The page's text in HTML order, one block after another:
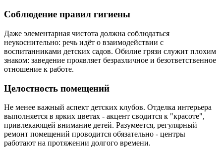
Соблюдение правил гигиены
Даже элементарная чистота должна соблюдаться
неукоснительно: речь идёт о взаимодействии с
воспитанниками детских садов. Обилие грязи служит плохим
знаком: заведение проявляет безразличное и безответственное
отношение к работе.
Целостность помещений
Не менее важный аспект детских клубов. Отделка интерьера
выполняется в ярких цветах - акцент сводится к "красоте",
привлекающей внимание детей. Разумеется, регулярный
ремонт помещений проводится обязательно - центры
работают на протяжении долгого времени.